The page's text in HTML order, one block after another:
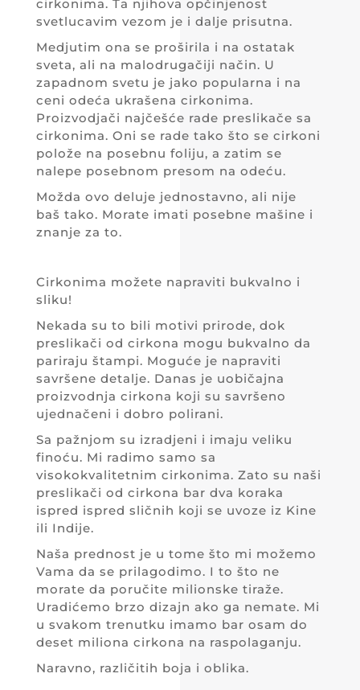
cirkonima. Ta njihova opčinjenost
svetlucavim vezom je i dalje prisutna.
Medjutim ona se proširila i na ostatak
sveta, ali na malodrugačiji način. U
zapadnom svetu je jako popularna i na
ceni odeća ukrašena cirkonima.
Proizvodjači najčešće rade preslikače sa
cirkonima. Oni se rade tako što se cirkoni
polože na posebnu foliju, a zatim se
nalepe posebnom presom na odeću.
Možda ovo deluje jednostavno, ali nije
baš tako. Morate imati posebne mašine i
znanje za to.
Cirkonima možete napraviti bukvalno i
sliku!
Nekada su to bili motivi prirode, dok
preslikači od cirkona mogu bukvalno da
pariraju štampi. Moguće je napraviti
savršene detalje. Danas je uobičajna
proizvodnja cirkona koji su savršeno
ujednačeni i dobro polirani.
Sa pažnjom su izradjeni i imaju veliku
finoću. Mi radimo samo sa
visokokvalitetnim cirkonima. Zato su naši
preslikači od cirkona bar dva koraka
ispred ispred sličnih koji se uvoze iz Kine
ili Indije.
Naša prednost je u tome što mi možemo
Vama da se prilagodimo. I to što ne
morate da poručite milionske tiraže.
Uradićemo brzo dizajn ako ga nemate. Mi
u svakom trenutku imamo bar osam do
deset miliona cirkona na raspolaganju.
Naravno, različitih boja i oblika.